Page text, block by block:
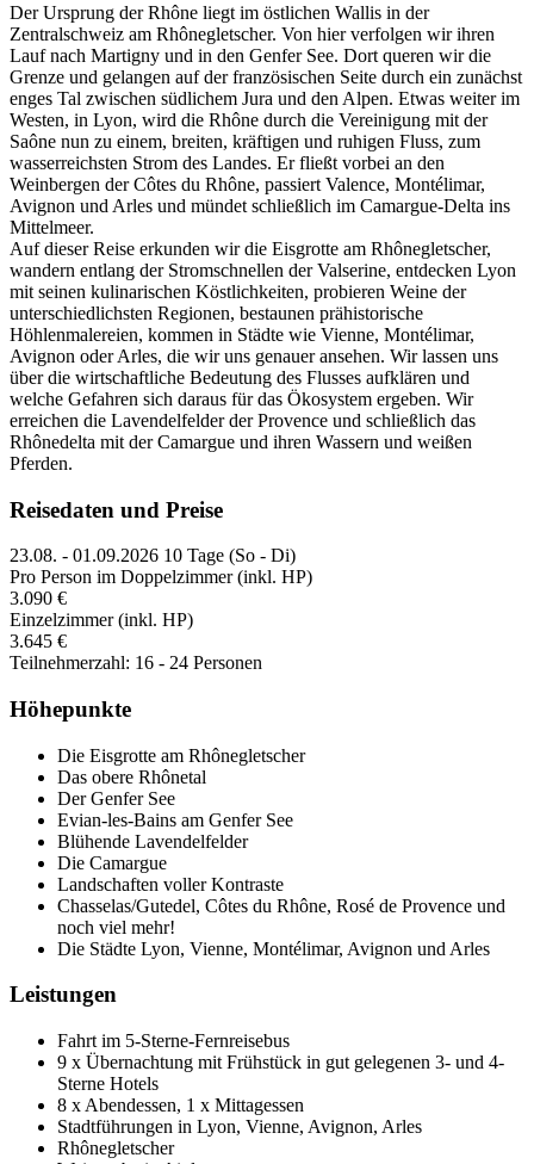
Der Ursprung der Rhône liegt im östlichen Wallis in der
Zentralschweiz am Rhônegletscher. Von hier verfolgen wir ihren
Lauf nach Martigny und in den Genfer See. Dort queren wir die
Grenze und gelangen auf der französischen Seite durch ein zunächst
enges Tal zwischen südlichem Jura und den Alpen. Etwas weiter im
Westen, in Lyon, wird die Rhône durch die Vereinigung mit der
Saône nun zu einem, breiten, kräftigen und ruhigen Fluss, zum
wasserreichsten Strom des Landes. Er fließt vorbei an den
Weinbergen der Côtes du Rhône, passiert Valence, Montélimar,
Avignon und Arles und mündet schließlich im Camargue-Delta ins
Mittelmeer.
Auf dieser Reise erkunden wir die Eisgrotte am Rhônegletscher,
wandern entlang der Stromschnellen der Valserine, entdecken Lyon
mit seinen kulinarischen Köstlichkeiten, probieren Weine der
unterschiedlichsten Regionen, bestaunen prähistorische
Höhlenmalereien, kommen in Städte wie Vienne, Montélimar,
Avignon oder Arles, die wir uns genauer ansehen. Wir lassen uns
über die wirtschaftliche Bedeutung des Flusses aufklären und
welche Gefahren sich daraus für das Ökosystem ergeben. Wir
erreichen die Lavendelfelder der Provence und schließlich das
Rhônedelta mit der Camargue und ihren Wassern und weißen
Pferden.
Reisedaten und Preise
23.08. - 01.09.2026 10 Tage (So - Di)
Pro Person im Doppelzimmer (inkl. HP)
3.090 €
Einzelzimmer (inkl. HP)
3.645 €
Teilnehmerzahl: 16 - 24 Personen
Höhepunkte
Die Eisgrotte am Rhônegletscher
Das obere Rhônetal
Der Genfer See
Evian-les-Bains am Genfer See
Blühende Lavendelfelder
Die Camargue
Landschaften voller Kontraste
Chasselas/Gutedel, Côtes du Rhône, Rosé de Provence und
noch viel mehr!
Die Städte Lyon, Vienne, Montélimar, Avignon und Arles
Leistungen
Fahrt im 5-Sterne-Fernreisebus
9 x Übernachtung mit Frühstück in gut gelegenen 3- und 4-
Sterne Hotels
8 x Abendessen, 1 x Mittagessen
Stadtführungen in Lyon, Vienne, Avignon, Arles
Rhônegletscher